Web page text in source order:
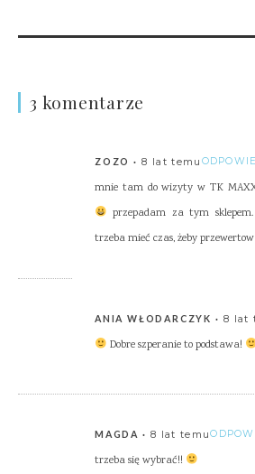
3 komentarze
ZOZO 8 lat temu
mnie tam do wizyty w TK
przepadam za tym
trzeba mieć czas, żeby
ANIA WŁODARCZYK 8 lat
Dobre szperanie to podstawa!
MAGDA 8 lat temu
trzeba się wybrać!!